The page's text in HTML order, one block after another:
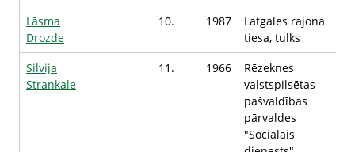
Lāsma
Drozde
10. 1987
Latgales rajona
tiesa, tulks
Silvija
Strankale
11. 1966
Rēzeknes
valstspilsētas
pašvaldības
pārvaldes
"Sociālais